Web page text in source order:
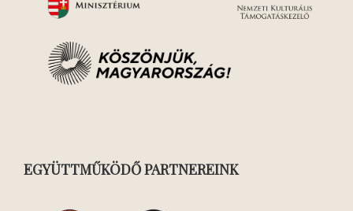
EGYÜTTMŰKÖDŐ PARTNEREINK